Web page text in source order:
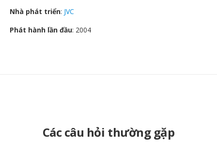
Nhà phát triển: JVC
Phát hành lần đầu: 2004
Các câu hỏi thường gặp